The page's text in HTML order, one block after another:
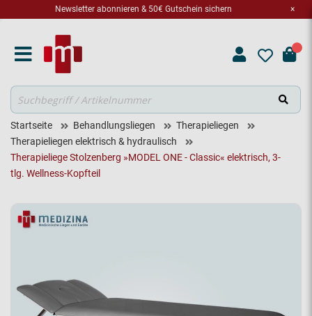
×
Newsletter abonnieren & 50€ Gutschein sichern
Suche
Startseite Behandlungsliegen
Therapieliegen
Therapieliegen elektrisch & hydraulisch
Therapieliege Stolzenberg »MODEL ONE - Classic« elektrisch, 3-
tlg. Wellness-Kopfteil